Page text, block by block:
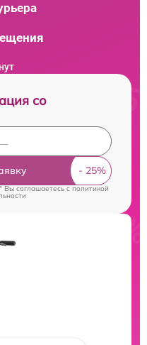
со
Вы соглашаетесь cполитикой